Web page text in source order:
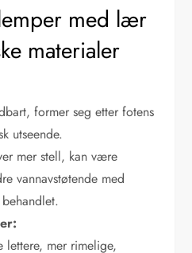
med lær
materialer
former seg etter fotens
utseende.
mer stell, kan være
vannavstøtende med
lettere, mer rimelige,